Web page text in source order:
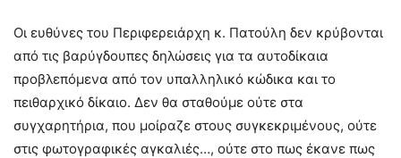
Οι ευθύνες του Περιφερειάρχη κ. Πατούλη δεν κρύβονται
από τις βαρύγδουπες δηλώσεις για τα αυτοδίκαια
προβλεπόμενα από τον υπαλληλικό κώδικα και το
πειθαρχικό δίκαιο. Δεν θα σταθούμε ούτε στα
συγχαρητήρια, που μοίραζε στους συγκεκριμένους, ούτε
στις φωτογραφικές αγκαλιές…, ούτε στο πως έκανε πως